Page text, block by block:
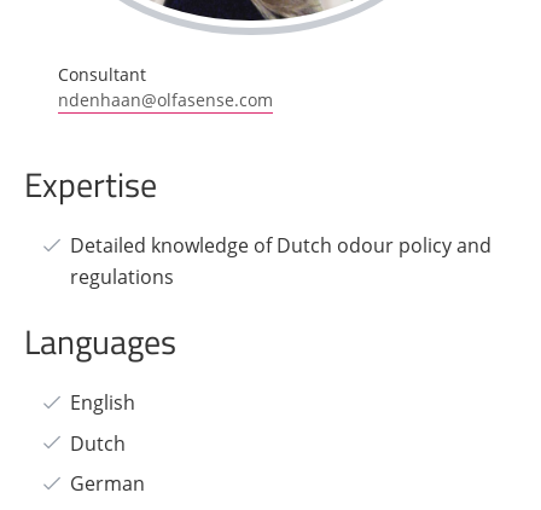
Consultant
ndenhaan@olfasense.com
Expertise
Detailed knowledge of Dutch odour policy and
regulations
Languages
English
Dutch
German